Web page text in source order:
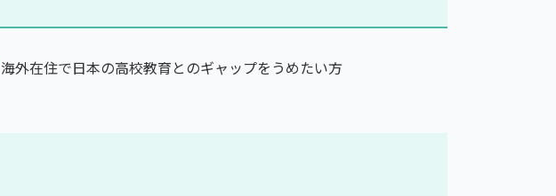
海外在住で日本の高校教育とのギャップをうめたい方